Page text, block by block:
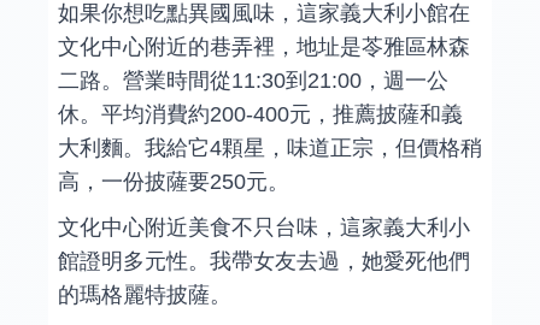
如果你想吃點異國風味，這家義大利小館在
文化中心附近的巷弄裡，地址是苓雅區林森
二路。營業時間從11:30到21:00，週一公
休。平均消費約200-400元，推薦披薩和義
大利麵。我給它4顆星，味道正宗，但價格稍
高，一份披薩要250元。
文化中心附近美食不只台味，這家義大利小
館證明多元性。我帶女友去過，她愛死他們
的瑪格麗特披薩。